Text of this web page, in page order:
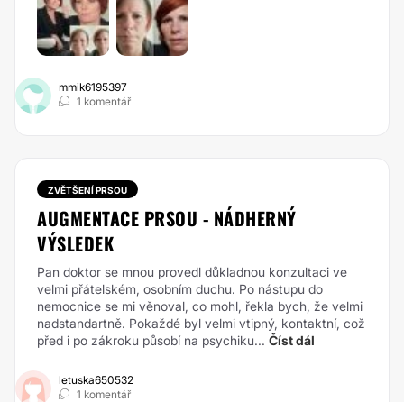
mmik6195397
1 komentář
ZVĚTŠENÍ PRSOU
AUGMENTACE PRSOU - NÁDHERNÝ
VÝSLEDEK
Pan doktor se mnou provedl důkladnou konzultaci ve
velmi přátelském, osobním duchu. Po nástupu do
nemocnice se mi věnoval, co mohl, řekla bych, že velmi
nadstandartně. Pokaždé byl velmi vtipný, kontaktní, což
před i po zákroku působí na psychiku... Číst dál
letuska650532
1 komentář